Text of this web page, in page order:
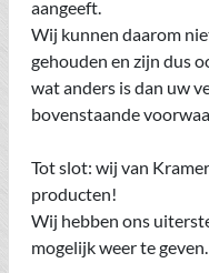
aangeeft.
Wij kunnen daarom
gehouden en zijn dus
wat anders is dan uw
bovenstaande
Tot slot: wij van
producten!
Wij hebben ons
mogelijk weer te geven.